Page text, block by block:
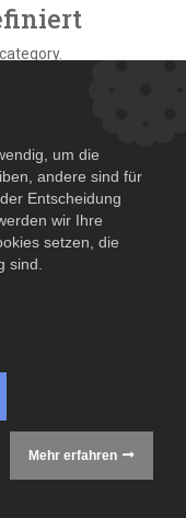
um die
andere sind für
Entscheidung
wir Ihre
setzen, die
sind.
Mehr erfahren